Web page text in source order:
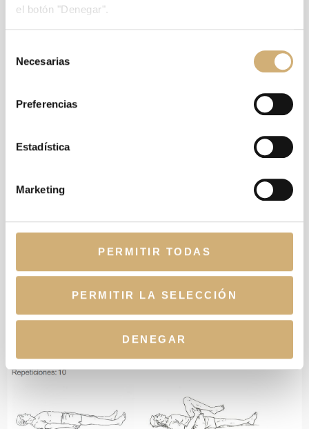
el botón "Denegar".
Necesarias
Preferencias
Estadística
Marketing
PERMITIR TODAS
PERMITIR LA SELECCIÓN
DENEGAR